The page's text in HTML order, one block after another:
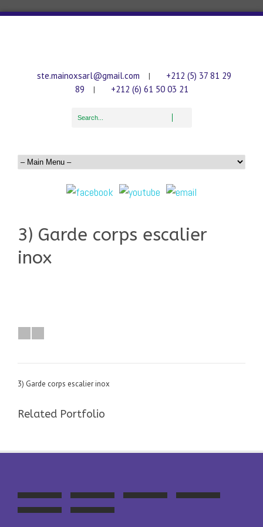
ste.mainoxsarl@gmail.com |
+212 (5) 37 81 29
89
| +212 (6) 61 50 03 21
3) Garde corps escalier
inox
3) Garde corps escalier inox
Related Portfolio